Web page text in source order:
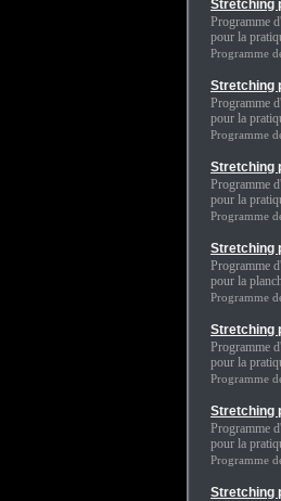
Stretching
Programme
pour la
Programme
Stretching
Programme
pour la
Programme
Stretching
Programme
pour la
Programme
Stretching
Programme
pour la
Programme
Stretching
Programme
pour la
Programme
Stretching
Programme
pour la
Programme
Stretching